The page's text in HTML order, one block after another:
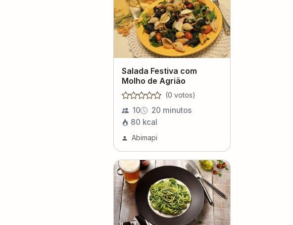
Salada Festiva com
Molho de Agrião
(0 votos)
10
20 minutos
80 kcal
Abimapi